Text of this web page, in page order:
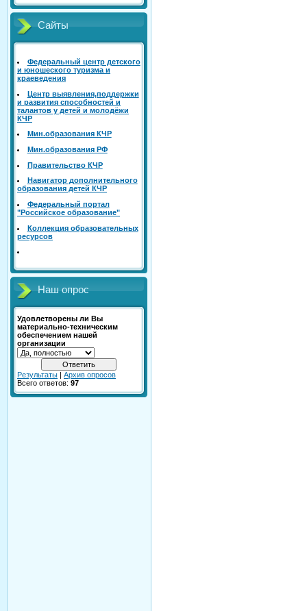
Сайты
Федеральный центр детского
и юношеского туризма и
краеведения
Центр выявления,поддержки
и развития способностей и
талантов у детей и молодёжи
КЧР
Mин.образования КЧР
Mин.образования РФ
Правительство КЧР
Навигатор дополнительного
образования детей КЧР
Федеральный портал
"Российское образование"
Коллекция образовательных
ресурсов
Наш опрос
Удовлетворены ли Вы
материально-техническим
обеспечением нашей
организации
Результаты | Архив опросов
Всего ответов: 97